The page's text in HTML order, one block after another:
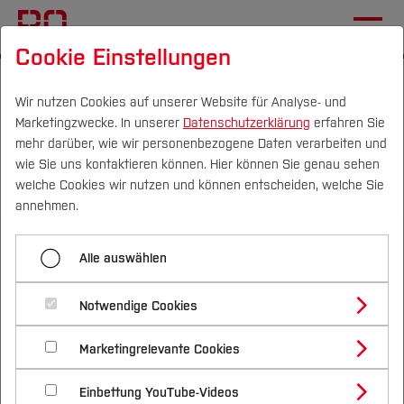
Campus Personen DE|EN Quicklinks
Studium
Studienangebote
Bachelorstudiengänge
Masterstudiengänge
Vor dem Studium
Bewerben & Einschreiben
Bewerbungsportal
Im Studium
Studienbüros und Prüfungen
Nach dem Studium
Forschung & Transfer
Profil
Forschungs- und Transferprofil
Schwerpunkte (FuT)
Beratung & Förderung
Nachhaltigkeit
Nachhaltigkeit studieren
International
Co-Founding
Timo Falkenhein
Menü aufklappen
Abhinav Nagarajan
Timo Falkenhein
Adem Dursun
Timo Falkenhein -
Raumakustik sichtbar
machen
Cookie Einstellungen
Wir nutzen Cookies auf unserer Website für Analyse- und
Marketingzwecke. In unserer Datenschutzerklärung erfahren Sie
mehr darüber, wie wir personenbezogene Daten verarbeiten und
wie Sie uns kontaktieren können. Hier können Sie genau sehen
welche Cookies wir nutzen und können entscheiden, welche Sie
annehmen.
Alle auswählen
Notwendige Cookies
Marketingrelevante Cookies
Einbettung YouTube-Videos